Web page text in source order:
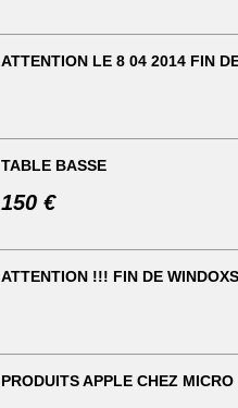
ATTENTION LE 8 04 2014 FIN
TABLE BASSE
150 €
ATTENTION !!! FIN DE
PRODUITS APPLE CHEZ